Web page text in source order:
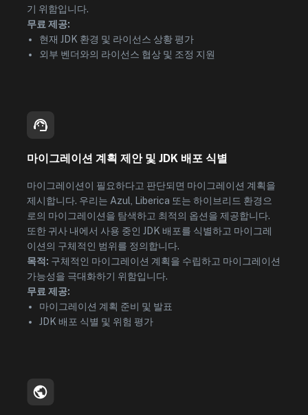
기 위함입니다.
무료 제공:
현재 JDK 환경 및 라이선스 상황 평가
외부 벤더와의 라이선스 협상 및 조정 지원
마이그레이션 계획 제안 및 JDK 배포 식별
마이그레이션이 필요하다고 판단되면 마이그레이션 계획을
제시합니다. 우리는 Azul, Liberica 또는 하이브리드 환경으
로의 마이그레이션을 탐색하고 최적의 옵션을 제공합니다.
또한 귀사 내에서 사용 중인 JDK 배포를 식별하고 마이그레
이션의 구체적인 범위를 정의합니다.
목적: 구체적인 마이그레이션 계획을 수립하고 마이그레이션
가능성을 극대화하기 위함입니다.
무료 제공:
마이그레이션 계획 준비 및 발표
JDK 배포 식별 및 위험 평가